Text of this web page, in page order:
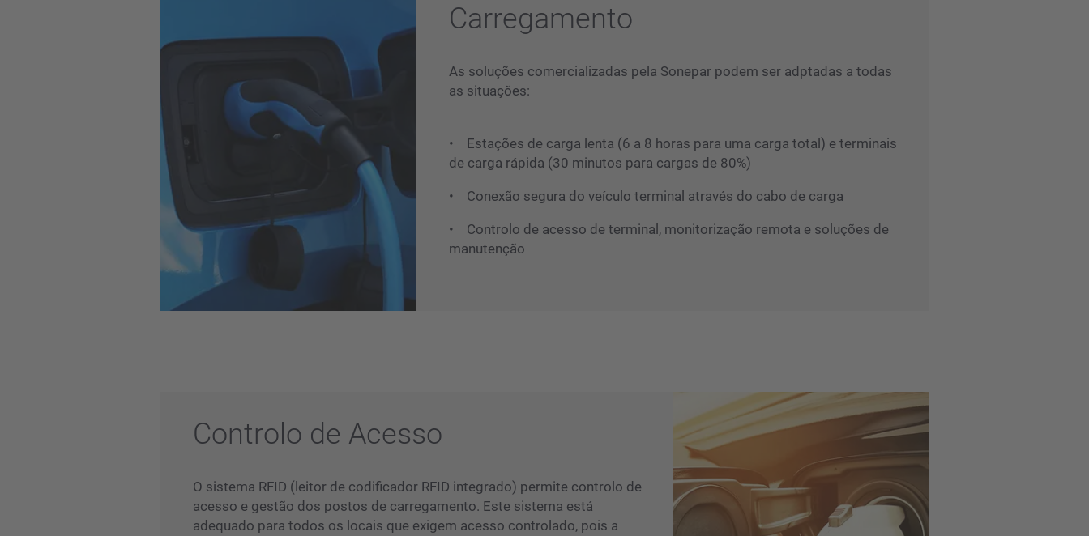
Carregamento
As soluções comercializadas pela Sonepar podem ser adptadas a todas
as situações:
• Estações de carga lenta (6 a 8 horas para uma carga total) e terminais
de carga rápida (30 minutos para cargas de 80%)
• Conexão segura do veículo terminal através do cabo de carga
• Controlo de acesso de terminal, monitorização remota e soluções de
manutenção
Controlo de Acesso
O sistema RFID (leitor de codificador RFID integrado) permite controlo de
acesso e gestão dos postos de carregamento. Este sistema está
adequado para todos os locais que exigem acesso controlado, pois a